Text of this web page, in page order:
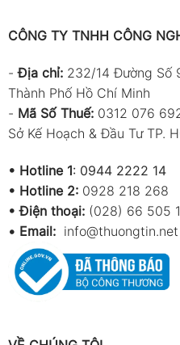
CÔNG TY TNHH CÔNG
-Địa chỉ: 232/14 Đường Số
Thành Phố Hồ Chí Minh
- Mã Số Thuế: 0312 076
Sở Kế Hoạch & Đầu Tư TP.
• Hotline 1: 0944 2222 14
• Hotline 2: 0928 218 268
• Điện thoại: (028) 66 505
• Email: info@thuongtin.net